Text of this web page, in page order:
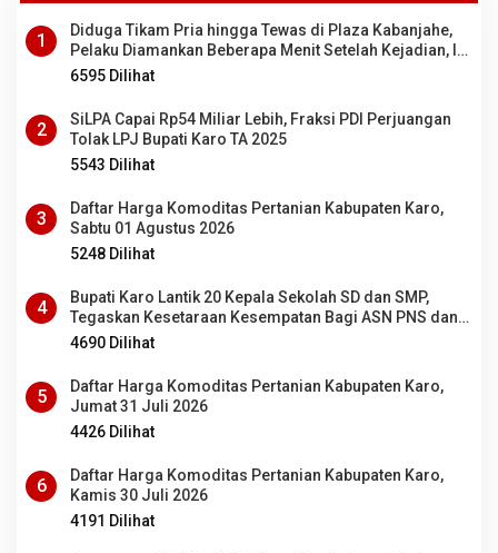
1
Diduga Tikam Pria hingga Tewas di Plaza Kabanjahe,
Pelaku Diamankan Beberapa Menit Setelah Kejadian, Ini
Motifnya
6595 Dilihat
2
SiLPA Capai Rp54 Miliar Lebih, Fraksi PDI Perjuangan
Tolak LPJ Bupati Karo TA 2025
5543 Dilihat
3
Daftar Harga Komoditas Pertanian Kabupaten Karo,
Sabtu 01 Agustus 2026
5248 Dilihat
4
Bupati Karo Lantik 20 Kepala Sekolah SD dan SMP,
Tegaskan Kesetaraan Kesempatan Bagi ASN PNS dan
PPPK
4690 Dilihat
5
Daftar Harga Komoditas Pertanian Kabupaten Karo,
Jumat 31 Juli 2026
4426 Dilihat
6
Daftar Harga Komoditas Pertanian Kabupaten Karo,
Kamis 30 Juli 2026
4191 Dilihat